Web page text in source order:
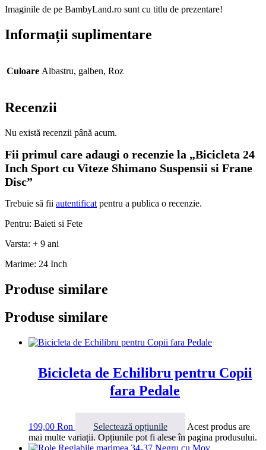
Imaginile de pe BambyLand.ro sunt cu titlu de prezentare!
Informații suplimentare
Culoare Albastru, galben, Roz
Recenzii
Nu există recenzii până acum.
Fii primul care adaugi o recenzie la „Bicicleta 24
Inch Sport cu Viteze Shimano Suspensii si Frane
Disc”
Trebuie să fii autentificat pentru a publica o recenzie.
Pentru: Baieti si Fete
Varsta: + 9 ani
Marime: 24 Inch
Produse similare
Produse similare
Bicicleta de Echilibru pentru Copii
fara Pedale
199,00 Ron Selectează opțiunile
Acest produs are
mai multe variații. Opțiunile pot fi alese în pagina produsului.